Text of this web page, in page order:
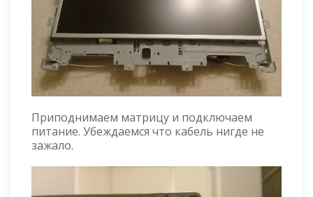
Приподнимаем матрицу и подключаем
питание. Убеждаемся что кабель нигде не
зажало.